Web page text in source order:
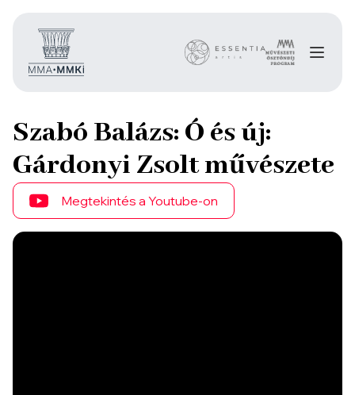
Szabó Balázs: Ó és új:
Gárdonyi Zsolt művészete
Megtekintés a Youtube-on